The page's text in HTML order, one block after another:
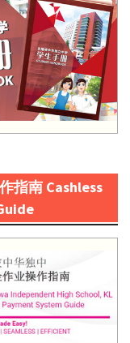
指南 Cashless